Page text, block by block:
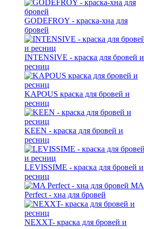
GODEFROY - краска-хна для
бровей
INTENSIVE - краска для бровей и
ресниц
KAPOUS краска для бровей и
ресниц
KEEN - краска для бровей и
ресниц
LEVISSIME - краска для бровей и
ресниц
MA
Perfect - хна для бровей
NEXXT- краска для бровей и